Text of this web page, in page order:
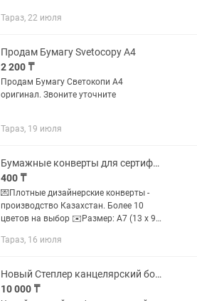
Тараз, 22 июля
Продам Бумагу Svetocopy А4
2 200 ₸
Продам Бумагу Светокопи А4
оригинал. Звоните уточните
Тараз, 19 июля
Бумажные конверты для сертификатов, пригласительных, денег, открыток ОПТОМ
400 ₸
💌Плотные дизайнерские конверты -
производство Казахстан. Более 10
цветов на выбор ✉️Размер: А7 (13 х 9
до 500 шт - 175 тг/шт от 500 шт - 150
Тараз, 16 июля
Новый Степлер канцелярский большой и мощный
10 000 ₸